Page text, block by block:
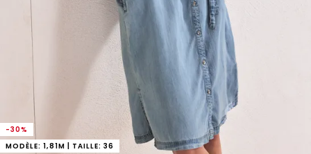
-30%
MODÈLE: 1,81M | TAILLE: 36